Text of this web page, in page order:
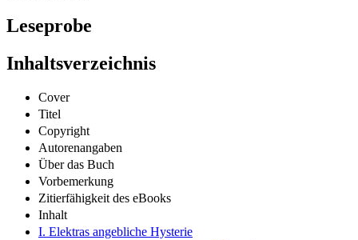
Leseprobe
Inhaltsverzeichnis
Cover
Titel
Copyright
Autorenangaben
Über das Buch
Vorbemerkung
Zitierfähigkeit des eBooks
Inhalt
I. Elektras angebliche Hysterie